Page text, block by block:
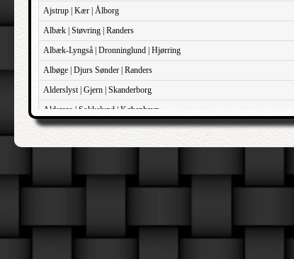
Ajstrup | Kær | Ålborg
Albæk | Støvring | Randers
Albæk-Lyngså | Dronninglund | Hjørring
Albøge | Djurs Sønder | Randers
Alderslyst | Gjern | Skanderborg
Aldersro | Sokkelund | København
Allehelgens | Sokkelund | København
Aller | Sønder Tyrstrup | Haderslev
Allerslev | Voldborg | Roskilde
Allese | Lunde | Odense